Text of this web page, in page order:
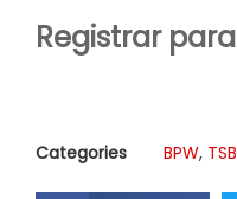
Registrar para
Categories BPW,